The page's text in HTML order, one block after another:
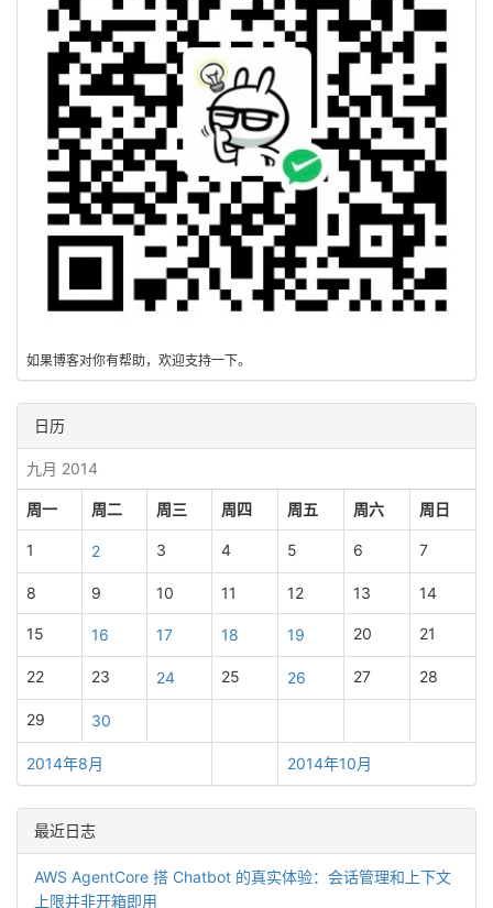
如果博客对你有帮助，欢迎支持一下。
日历
九月 2014
周一 周二 周三 周四 周五 周六 周日
2014年8月 2014年10月
1 2 3 4 5 6 7
8 9 10 11 12 13 14
15 16 17 18 19 20 21
22 23 24 25 26 27 28
29 30
最近日志
AWS AgentCore 搭 Chatbot 的真实体验：会话管理和上下文
上限并非开箱即用